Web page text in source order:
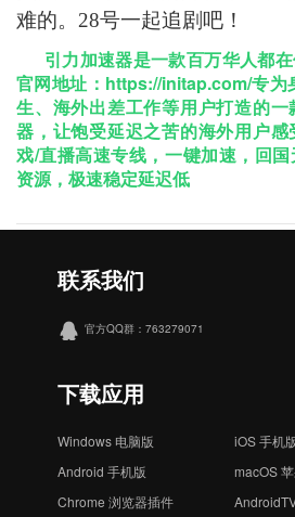
难的。 28号一起追剧吧！
引力加速器是⼀款百万华⼈都在
官网地址：https://initap.com/专为
⽣、海外出差⼯作等⽤户打造的
器，让饱受延迟之苦的海外用户
戏/直播⾼速专线，⼀键加速，回
资源，极速稳定延迟低
联系我们
官方QQ群：763279071
下载应用
Windows 电脑版
iOS 手机
Android 手机版
macOS
Chrome 浏览器插件